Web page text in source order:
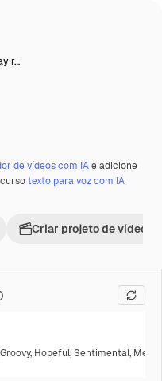
r…
de vídeos com IAe adicione
texto para voz com IA
Criar projeto de vídeo
Groovy, Hopeful,Sentimental,